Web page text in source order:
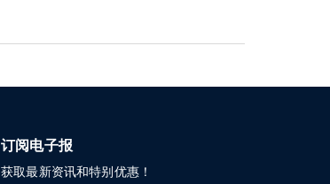
订阅电子报
获取最新资讯和特别优惠！